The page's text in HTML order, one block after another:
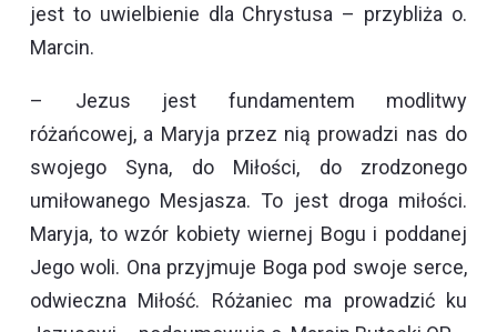
jest to uwielbienie dla Chrystusa – przybliża o.
Marcin.
– Jezus jest fundamentem modlitwy
różańcowej, a Maryja przez nią prowadzi nas do
swojego Syna, do Miłości, do zrodzonego
umiłowanego Mesjasza. To jest droga miłości.
Maryja, to wzór kobiety wiernej Bogu i poddanej
Jego woli. Ona przyjmuje Boga pod swoje serce,
odwieczna Miłość. Różaniec ma prowadzić ku